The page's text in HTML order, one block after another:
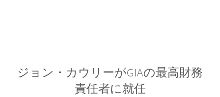
ジョン・カウリーがGIAの最高財務
責任者に就任